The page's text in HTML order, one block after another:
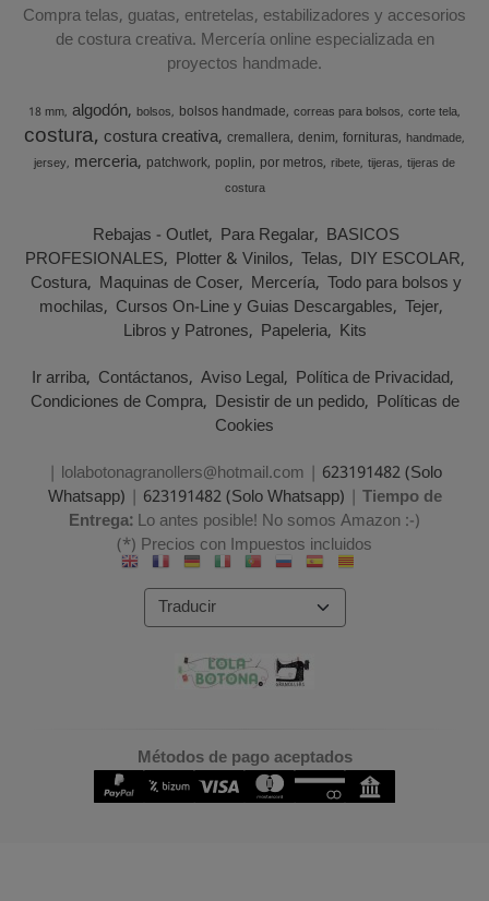
Compra telas, guatas, entretelas, estabilizadores y accesorios
de costura creativa. Mercería online especializada en
proyectos handmade.
18 mm algodón bolsos bolsos handmade correas para bolsos corte tela
costura costura creativa cremallera denim fornituras handmade
jersey merceria patchwork poplin por metros ribete tijeras tijeras de
costura
Rebajas - Outlet Para Regalar BASICOS
PROFESIONALES Plotter & Vinilos Telas DIY ESCOLAR
Costura Maquinas de Coser Mercería Todo para bolsos y
mochilas Cursos On-Line y Guias Descargables Tejer
Libros y Patrones Papeleria Kits
Ir arriba Contáctanos Aviso Legal Política de Privacidad
Condiciones de Compra Desistir de un pedido Políticas de
Cookies
| lolabotonagranollers@hotmail.com | 623191482 (Solo
Whatsapp) | 623191482 (Solo Whatsapp) | Tiempo de
Entrega:Lo antes posible! No somos Amazon :-)
(*) Precios con Impuestos incluidos
Métodos de pago aceptados